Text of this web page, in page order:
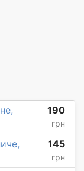
190
грн
145
грн